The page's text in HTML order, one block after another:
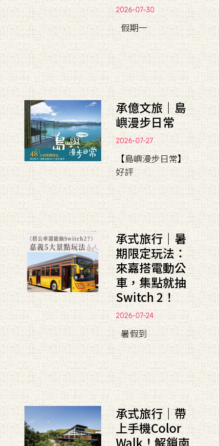
2026-07-30
假期一
承億文旅｜島
嶼漫步日常
2026-07-27
【島嶼漫步日常】
好評
承式旅行｜暑
期限定玩法：
來嘉搭電動公
車，集點就抽
Switch 2！
2026-07-24
暑假到
承式旅行｜帶
上手機Color
Walk！解鎖南